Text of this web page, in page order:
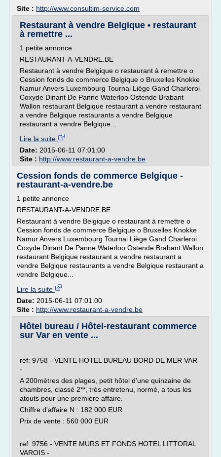
Site : http://www.consultim-service.com
Restaurant à vendre Belgique • restaurant
à remettre ...
1 petite annonce
RESTAURANT-A-VENDRE.BE
Restaurant à vendre Belgique o restaurant à remettre o
Cession fonds de commerce Belgique o Bruxelles Knokke
Namur Anvers Luxembourg Tournai Liège Gand Charleroi
Coxyde Dinant De Panne Waterloo Ostende Brabant
Wallon restaurant Belgique restaurant a vendre restaurant
a vendre Belgique restaurants a vendre Belgique
restaurant a vendre Belgique...
Lire la suite
Date: 2015-06-11 07:01:00
Site : http://www.restaurant-a-vendre.be
Cession fonds de commerce Belgique -
restaurant-a-vendre.be
1 petite annonce
RESTAURANT-A-VENDRE.BE
Restaurant à vendre Belgique o restaurant à remettre o
Cession fonds de commerce Belgique o Bruxelles Knokke
Namur Anvers Luxembourg Tournai Liège Gand Charleroi
Coxyde Dinant De Panne Waterloo Ostende Brabant Wallon
restaurant Belgique restaurant a vendre restaurant a
vendre Belgique restaurants a vendre Belgique restaurant a
vendre Belgique...
Lire la suite
Date: 2015-06-11 07:01:00
Site : http://www.restaurant-a-vendre.be
Hôtel bureau / Hôtel-restaurant commerce
sur Var en vente ...
ref: 9758 - VENTE HOTEL BUREAU BORD DE MER VAR
-
A 200mètres des plages, petit hôtel d'une quinzaine de
chambres, classé 2**, très entretenu, normé, a tous les
atouts pour une première affaire.
Chiffre d'affaire N : 182 000 EUR
Prix de vente : 560 000 EUR
ref: 9756 - VENTE MURS ET FONDS HOTEL LITTORAL
VAROIS -